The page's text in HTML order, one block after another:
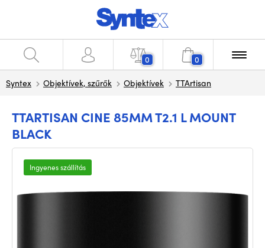
0 0
Syntex Objektívek, szűrők Objektívek TTArtisan
TTARTISAN CINE 85MM T2.1 L MOUNT
BLACK
Ingyenes szállítás